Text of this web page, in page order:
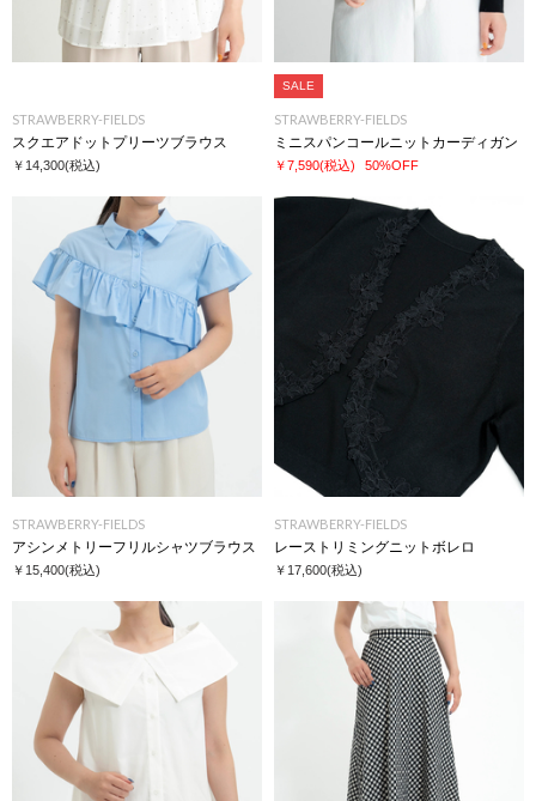
STRAWBERRY-FIELDS
スクエアドットプリーツブラウス
￥14,300(税込)
SALE
STRAWBERRY-FIELDS
ミニスパンコールニットカーディガン
￥7,590(税込) 50%OFF
STRAWBERRY-FIELDS
アシンメトリーフリルシャツブラウス
￥15,400(税込)
STRAWBERRY-FIELDS
レーストリミングニットボレロ
￥17,600(税込)